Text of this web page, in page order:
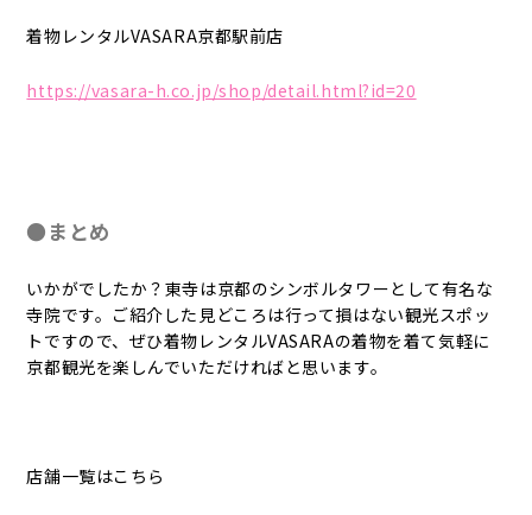
着物レンタルVASARA京都駅前店
https://vasara-h.co.jp/shop/detail.html?id=20
●まとめ
いかがでしたか？東寺は京都のシンボルタワーとして有名な
寺院です。ご紹介した見どころは行って損はない観光スポッ
トですので、ぜひ着物レンタルVASARAの着物を着て気軽に
京都観光を楽しんでいただければと思います。
店舗一覧はこちら